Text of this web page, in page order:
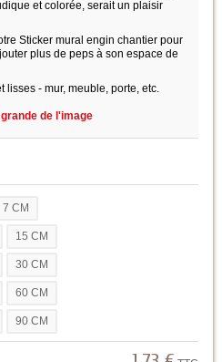
et colorée, serait un plaisir
Sticker mural engin chantier pour
plus de peps à son espace de
lisses - mur, meuble, porte, etc.
de l'image
7 CM
15 CM
30 CM
60 CM
90 CM